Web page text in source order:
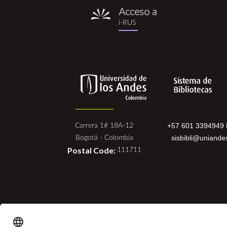
i-
rus.png
Acceso a
i-RUS
Carrera 1# 18A-12
Bogotá - Colombia
Postal Code: 111711
+57 601 3394949